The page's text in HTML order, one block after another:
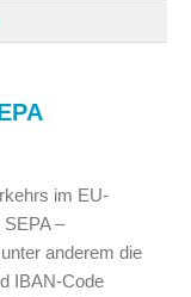
im EU-
–
anderem die
IBAN-Code